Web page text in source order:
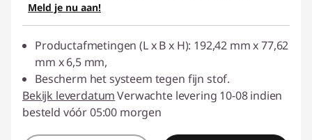
Meld je nu aan!
Productafmetingen (L x B x H): 192,42 mm x 77,62
mm x 6,5 mm,
Bescherm het systeem tegen fijn stof.
Bekijk leverdatumVerwachte levering 10-08 indien
besteld vóór 05:00 morgen